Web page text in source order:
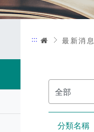
::: 首頁最新消息
分
類
名
稱
分類名稱